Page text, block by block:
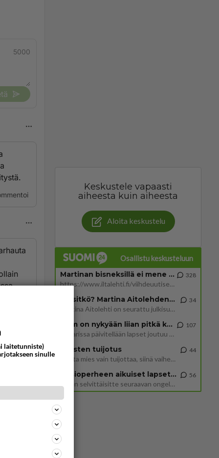
5000
Keskustele vapaasti
aiheesta kuin aiheesta
Aloita keskustelu
Osallistu keskusteluun
Martinan bisneksillä ei mene hyvin
https://www.iltalehti.fi/viihdeuutiset/a/c46da6ab-340f-4790-aaa7-0865eed2336 Yrityksen konkurssihakemus on tullut kärä
328
Tiesitkö? Martina Aitolehden isäpuoli on tämä suosittu laulaja
Martina Aitolehti on seurattu julkisuuden henkilö. Lähipiiriin mahtuu muitakin tunnettuja henkilöitä. Tiesitkö, että Ma
34
2 km on nykyään liian pitkä koulumatka
Hesarissa päivitellään lapset joutuu nyt kulkemaan 2 km kouluun jösses. Ruostefillarilla tuo matka menee vaikka miten äk
107
Miesten tuijotus
Mutta mies vain tuijottaa, siinä vaiheessa käännän itse pään pois. Mikä juttu? Yleensä jos joku tuijottaa tai katsoo, hä
44
Uusioperheen aikuiset lapset tyhjentää jääkaapin käydessään
Miten selvittäisitte seuraavan ongelman, meillä on uusioperhe, minulla teini-ikäiset lapset ja puolisolla aikuiset, jotk
56
laitetunniste)
sinulle